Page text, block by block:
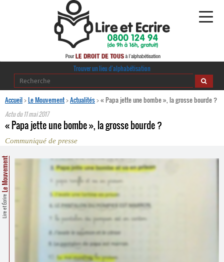
Alphabétisation
Publications
Ressources pédagogiques
Trouver un lieu d’alphabétisation
Accueil>Le Mouvement>Actualités>« Papa jette une bombe », la grosse bourde ?
Actu du11 mai 2017
« Papa jette une bombe », la grosse bourde ?
Communiqué de presse
Lire et Écrire
Le Mouvement